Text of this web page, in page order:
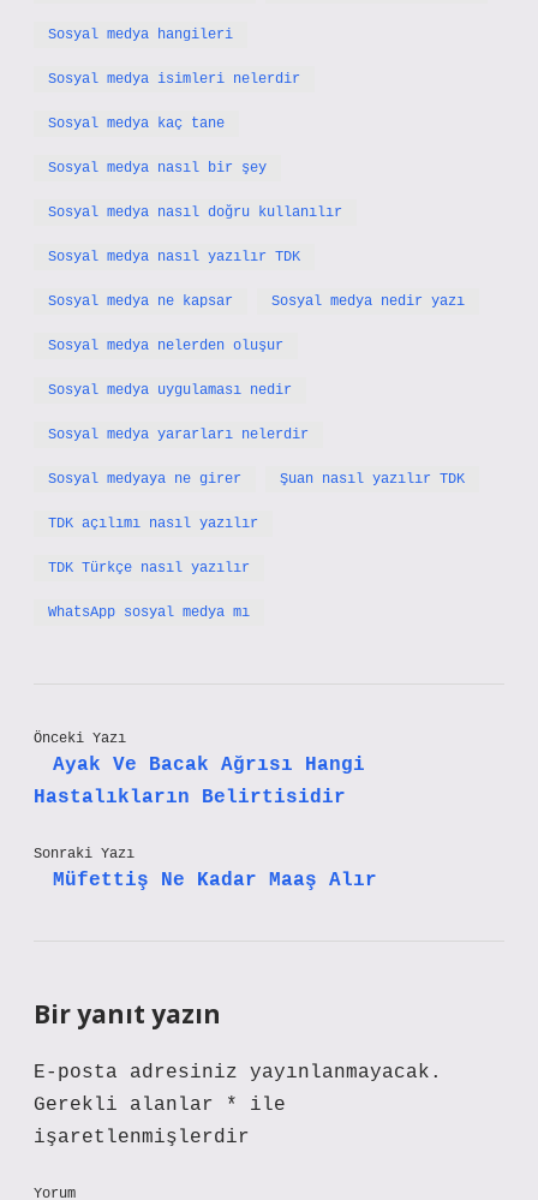
Sosyal medya hangileri
Sosyal medya isimleri nelerdir
Sosyal medya kaç tane
Sosyal medya nasıl bir şey
Sosyal medya nasıl doğru kullanılır
Sosyal medya nasıl yazılır TDK
Sosyal medya ne kapsar Sosyal medya nedir yazı
Sosyal medya nelerden oluşur
Sosyal medya uygulaması nedir
Sosyal medya yararları nelerdir
Sosyal medyaya ne girer Şuan nasıl yazılır TDK
TDK açılımı nasıl yazılır
TDK Türkçe nasıl yazılır
WhatsApp sosyal medya mı
Önceki Yazı
Ayak Ve Bacak Ağrısı Hangi
Hastalıkların Belirtisidir
Sonraki Yazı
Müfettiş Ne Kadar Maaş Alır
Bir yanıt yazın
E-posta adresiniz yayınlanmayacak.
Gerekli alanlar
*
ile
işaretlenmişlerdir
Yorum